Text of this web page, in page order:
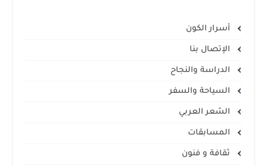
أسرار الكون
الإتصال بنا
الدراسة والنجاح
السياحة والسفر
الشعر العربي
المسابقات
ثقافة و فنون